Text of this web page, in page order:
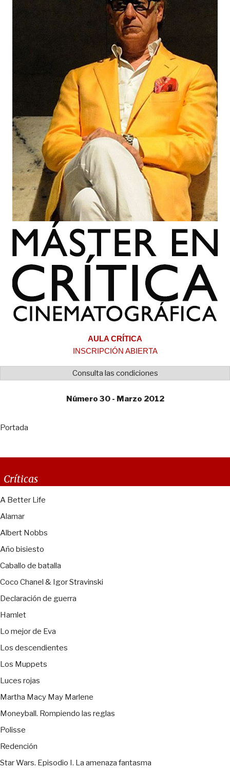
AULA CRÍTICA
INSCRIPCIÓN ABIERTA
Consulta las condiciones
Número 30 - Marzo 2012
Portada
Críticas
A Better Life
Alamar
Albert Nobbs
Año bisiesto
Caballo de batalla
Coco Chanel & Igor Stravinski
Declaración de guerra
Hamlet
Lo mejor de Eva
Los descendientes
Los Muppets
Luces rojas
Martha Macy May Marlene
Moneyball. Rompiendo las reglas
Polisse
Redención
Star Wars. Episodio I. La amenaza fantasma